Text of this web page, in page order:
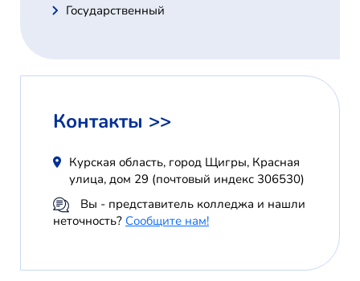
Государственный
Контакты >>
Курская область, город Щигры, Красная
улица, дом 29 (почтовый индекс 306530)
Вы - представитель колледжа и нашли
неточность? Сообщите нам!